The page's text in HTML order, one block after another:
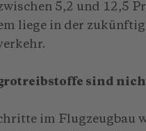
5,2 und 12,5
liege in der
sind
im Flugzeugbau